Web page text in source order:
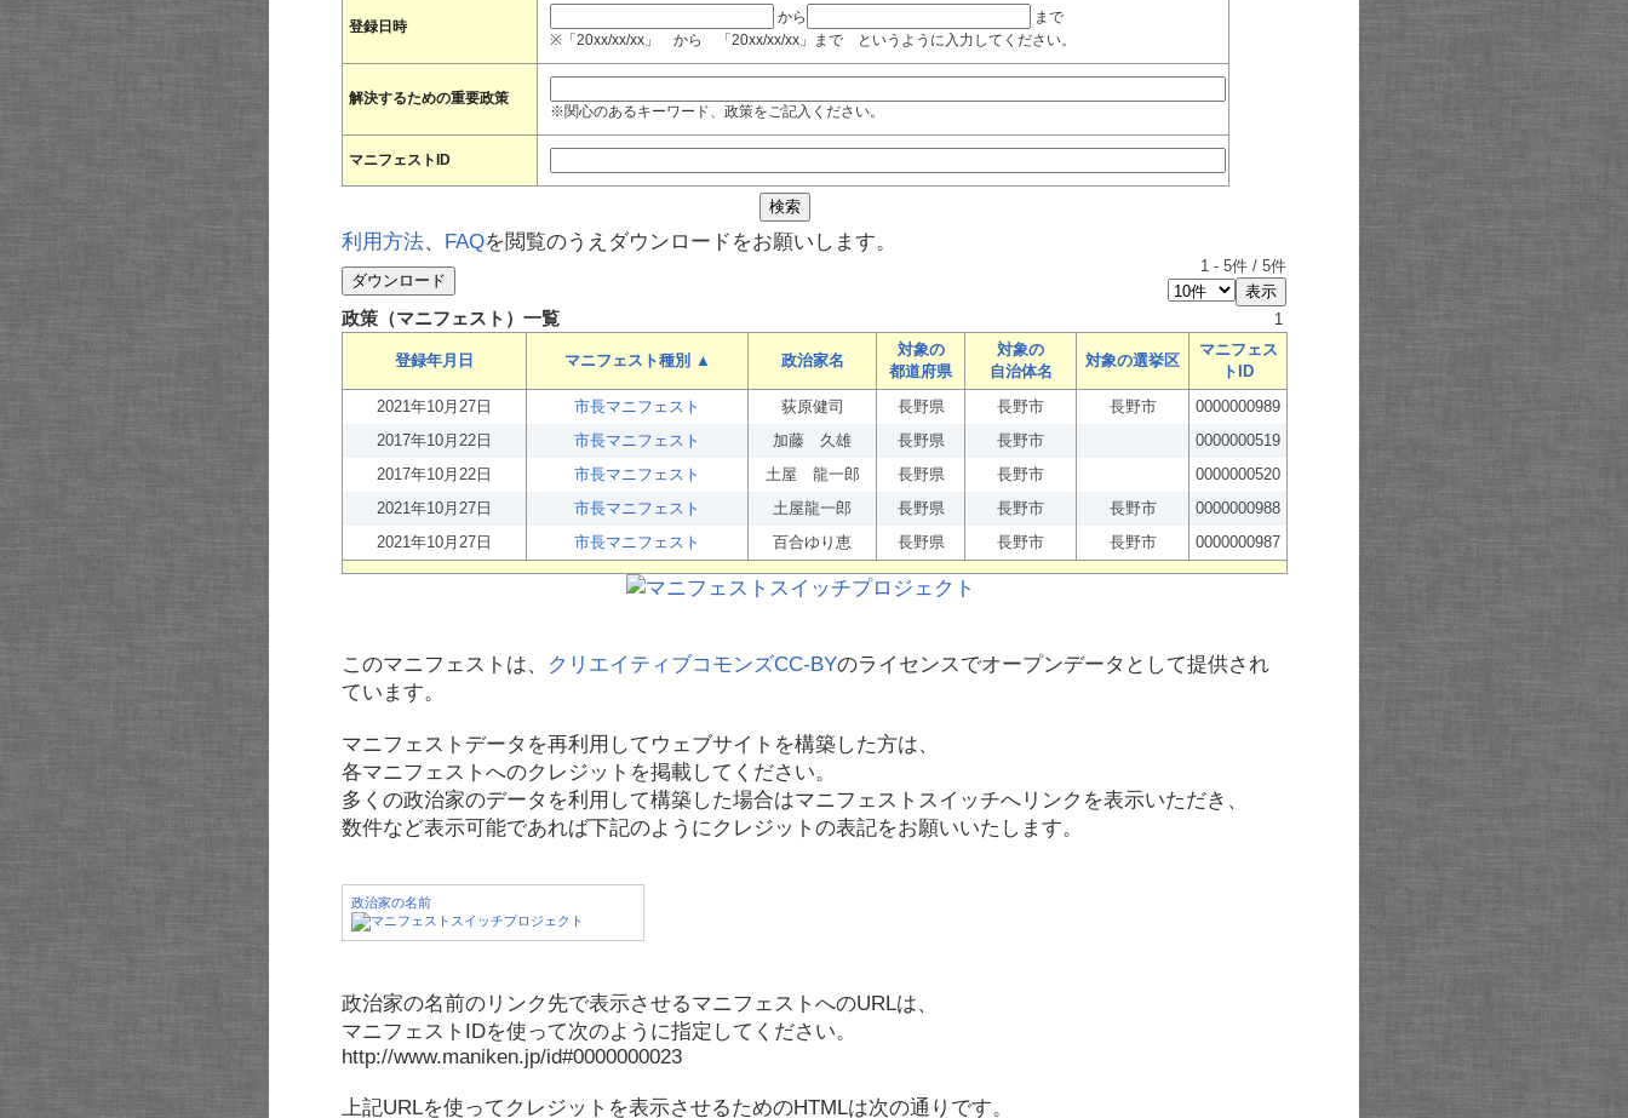
登録日時
から
まで
※「20xx/xx/xx」 から 「20xx/xx/xx」まで というように入力してください。
解決するための重要政策
※関心のあるキーワード、政策をご記入ください。
マニフェストID
利用方法、 FAQを閲覧のうえダウンロードをお願いします。
1 - 5件 / 5件
政策（マニフェスト）一覧 1
登録年月日 マニフェスト種別 ▲ 政治家名
対象の
都道府県
対象の
自治体名
対象の選挙区
マニフェス
トID
2021年10月27日
市長マニフェスト 荻原健司 長野県 長野市 長野市
0000000989
2017年10月22日
市長マニフェスト 加藤 久雄 長野県 長野市
0000000519
2017年10月22日
市長マニフェスト 土屋 龍一郎 長野県 長野市
0000000520
2021年10月27日
市長マニフェスト 土屋龍一郎 長野県 長野市 長野市
0000000988
2021年10月27日
市長マニフェスト 百合ゆり恵 長野県 長野市 長野市 0000000987
このマニフェストは、 クリエイティブコモンズCC-BYのライセンスでオープンデータとして提供され
ています。
マニフェストデータを再利用してウェブサイトを構築した方は、
各マニフェストへのクレジットを掲載してください。
多くの政治家のデータを利用して構築した場合はマニフェストスイッチへリンクを表示いただき、
数件など表示可能であれば下記のようにクレジットの表記をお願いいたします。
政治家の名前
政治家の名前のリンク先で表示させるマニフェストへのURLは、
マニフェストIDを使って次のように指定してください。
http://www.maniken.jp/id#0000000023
上記URLを使ってクレジットを表示させるためのHTMLは次の通りです。